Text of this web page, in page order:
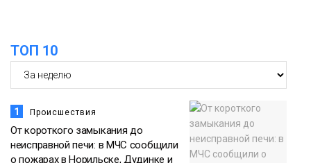
ТОП 10
1 Происшествия
От короткого замыкания до
неисправной печи: в МЧС сообщили
о пожарах в Норильске, Дудинке и